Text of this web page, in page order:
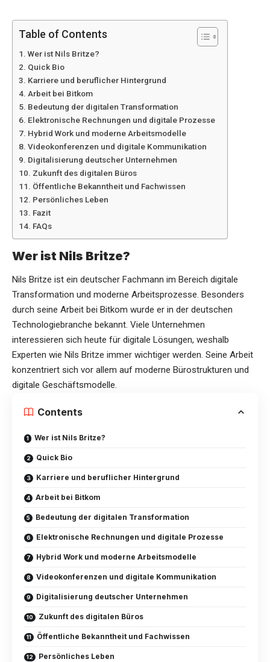
Table of Contents
Wer ist Nils Britze?
Quick Bio
Karriere und beruflicher Hintergrund
Arbeit bei Bitkom
Bedeutung der digitalen Transformation
Elektronische Rechnungen und digitale Prozesse
Hybrid Work und moderne Arbeitsmodelle
Videokonferenzen und digitale Kommunikation
Digitalisierung deutscher Unternehmen
Zukunft des digitalen Büros
Öffentliche Bekanntheit und Fachwissen
Persönliches Leben
Fazit
FAQs
Wer ist Nils Britze?
Nils Britze ist ein deutscher Fachmann im Bereich digitale
Transformation und moderne Arbeitsprozesse. Besonders
durch seine Arbeit bei Bitkom wurde er in der deutschen
Technologiebranche bekannt. Viele Unternehmen
interessieren sich heute für digitale Lösungen, weshalb
Experten wie Nils Britze immer wichtiger werden. Seine Arbeit
konzentriert sich vor allem auf moderne Bürostrukturen und
digitale Geschäftsmodelle.
Contents
Wer ist Nils Britze?
Quick Bio
Karriere und beruflicher Hintergrund
Arbeit bei Bitkom
Bedeutung der digitalen Transformation
Elektronische Rechnungen und digitale Prozesse
Hybrid Work und moderne Arbeitsmodelle
Videokonferenzen und digitale Kommunikation
Digitalisierung deutscher Unternehmen
Zukunft des digitalen Büros
Öffentliche Bekanntheit und Fachwissen
Persönliches Leben